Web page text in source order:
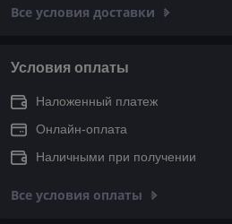
Все условия доставки
Условия оплаты
Наложенный платеж
Онлайн-оплата
Наличными при получении
Все условия оплаты